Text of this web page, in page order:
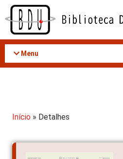
Acessar
conteúdo
Menu
Início » Detalhes